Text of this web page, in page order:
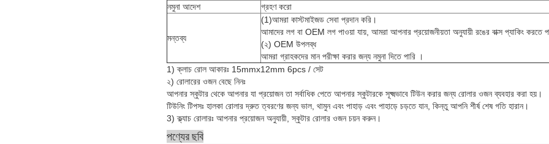
নমুনা আদেশ
গ্রহণ করো
মন্তব্য
(1)আমরা কাস্টমাইজড সেবা প্রদান করি।
আমাদের লগ বা OEM লগ পাওয়া যায়, আমরা আপনার প্রয়োজনীয়তা অনুযায়ী রঙের বাক্স প্যাকিং করতে
(২) OEM উপলব্ধ
আমরা গ্রাহকদের মান পরীক্ষা করার জন্য নমুনা দিতে পারি ।
1) ক্লাচ রোল আকারঃ 15mmx12mm 6pcs / সেট
২) রোলারের ওজন বেছে নিনঃ
আপনার স্কুটার থেকে আপনার যা প্রয়োজন তা সর্বাধিক পেতে আপনার স্কুটারকে সূক্ষ্মভাবে টিউন করার জন্য রোলার ওজন ব্যবহার করা হয়।
টিউনিং টিপসঃ হালকা রোলার দ্রুত ত্বরণের জন্য ভাল, থামুন এবং পাহাড় এবং পাহাড়ে চড়তে যান, কিন্তু আপনি শীর্ষ শেষ গতি হারান।
3) ক্ল্যাচ রোলারঃ আপনার প্রয়োজন অনুযায়ী, স্কুটার রোলার ওজন চয়ন করুন।
পণ্যের ছবি